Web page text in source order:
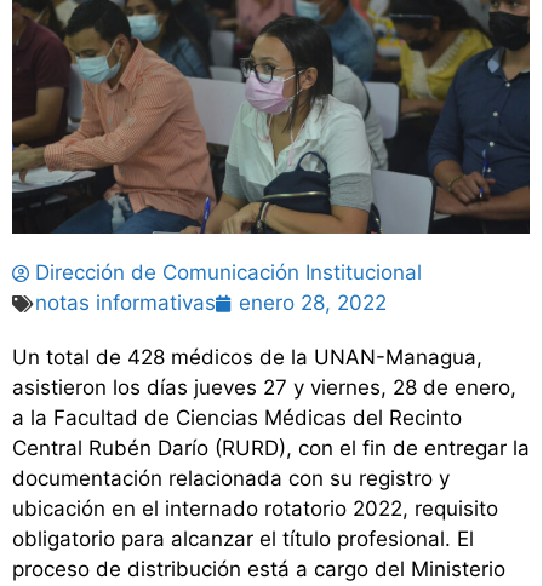
Dirección de Comunicación Institucional
notas informativas
enero 28, 2022
Un total de 428 médicos de la UNAN-Managua,
asistieron los días jueves 27 y viernes, 28 de enero,
a la Facultad de Ciencias Médicas del Recinto
Central Rubén Darío (RURD), con el fin de entregar la
documentación relacionada con su registro y
ubicación en el internado rotatorio 2022, requisito
obligatorio para alcanzar el título profesional. El
proceso de distribución está a cargo del Ministerio